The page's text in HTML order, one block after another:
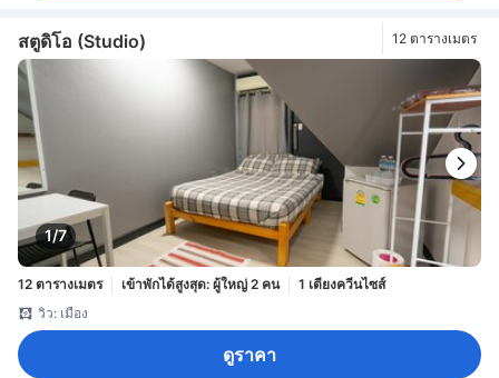
สตูดิโอ (Studio) 12 ตารางเมตร
1/7
12 ตารางเมตร เข้าพักได้สูงสุด: ผู้ใหญ่ 2 คน
1 เตียงควีนไซส์
วิว: เมือง
ดูราคา